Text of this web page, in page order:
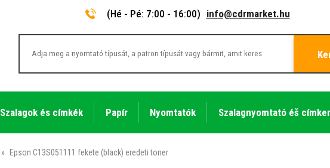
(Hé - Pé: 7:00 - 16:00) info@cdrmarket.hu
Szalagok és címkék Papír Nyomtatók Szalagnyomtató éš
» Epson C13S051111 fekete (black) eredeti toner